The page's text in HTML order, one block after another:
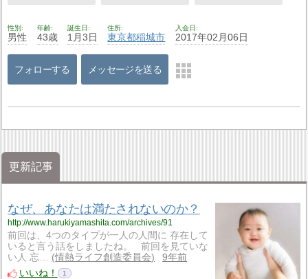
性別
男性
年齢
43歳
誕生日
1月3日
住所
東京都稲城市
入会日
2017年02月06日
フォローする メッセージを送る
更新記事
なぜ、あなたは満たされないのか？
http://www.harukiyamashita.com/archives/91
前回は、4つのタイプが一人の人間に 存在して
いると言う話をしましたね。 前回を見ていな
い人 忘…
情熱ライフ創造委員会
9年前
いいね！
1